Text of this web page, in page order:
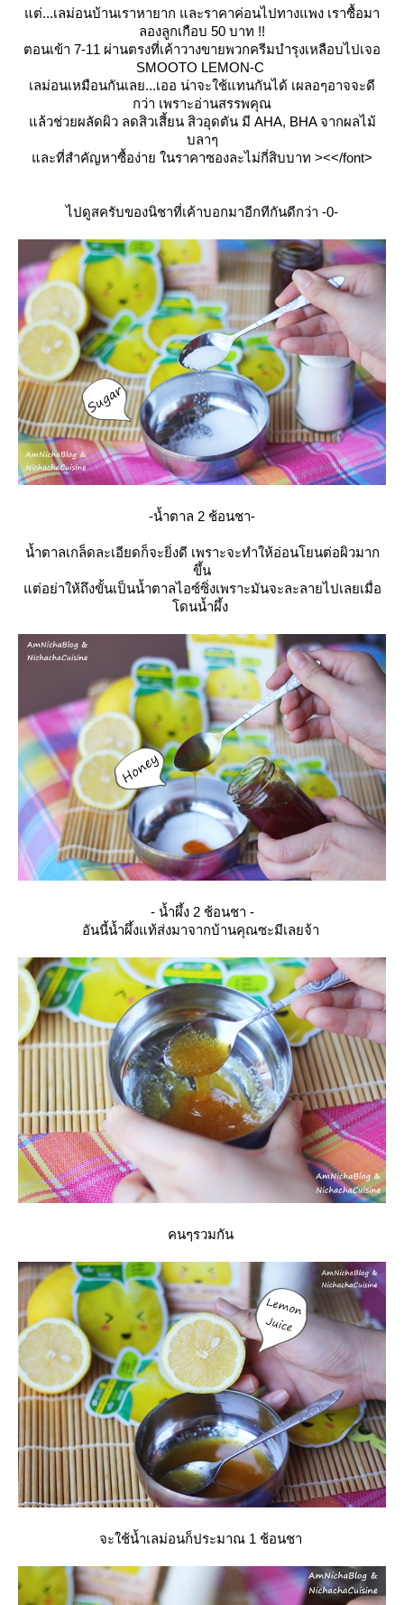
ต่...เลม่อนบ้านเราหายาก และราคาค่อนไปทางแพง เราซื้อมา
ลองลูกเกือบ 50 บาท !!
ตอนเข้า 7-11 ผ่านตรงที่เค้าวางขายพวกครีมบำรุงเหลือบไปเจอ
SMOOTO LEMON-C
เลม่อนเหมือนกันเลย...เออ น่าจะใช้แทนกันได้ เผลอๆอาจจะดี
กว่า เพราะอ่านสรรพคุณ
ล้วช่วยผลัดผิว ลดสิวเสี้ยน สิวอุดตัน มี AHA, BHA จากผลไม้
บลาๆ
ละที่สำคัญหาซื้อง่าย ในราคาซองละไม่กี่สิบบาท ><</font>
ไปดูสครับของนิชาที่เค้าบอกมาอีกทีกันดีกว่า -0-
-น้ำตาล 2 ช้อนชา-
น้ำตาลเกล็ดละเอียดก็จะยิ่งดี เพราะจะทำให้อ่อนโยนต่อผิวมาก
ขึ้น
ต่อย่าให้ถึงขั้นเป็นน้ำตาลไอซ์ซิ่งเพราะมันจะละลายไปเลยเมื่อ
ดนน้ำผึ้ง
- น้ำผึ้ง 2 ช้อนชา -
อันนี้น้ำผึ้งแท้ส่งมาจากบ้านคุณซะมีเลยจ้า
คนๆรวมกัน
จะใช้น้ำเลม่อนก็ประมาณ 1 ช้อนชา